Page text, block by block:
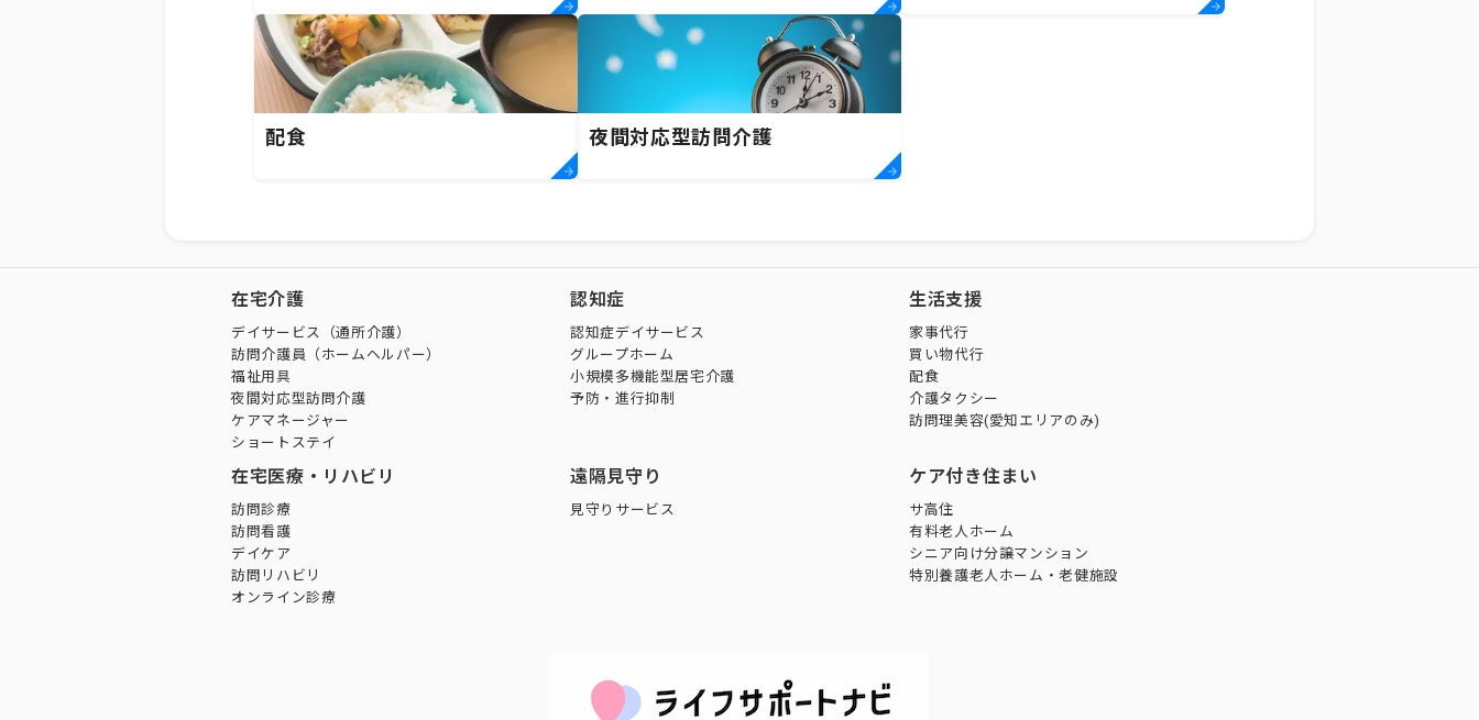
配食 夜間対応型訪問介護
在宅介護
デイサービス（通所介護）
訪問介護員（ホームヘルパー）
福祉用具
夜間対応型訪問介護
ケアマネージャー
ショートステイ
認知症
認知症デイサービス
グループホーム
小規模多機能型居宅介護
予防・進行抑制
生活支援
家事代行
買い物代行
配食
介護タクシー
訪問理美容(愛知エリアのみ)
在宅医療・リハビリ
訪問診療
訪問看護
デイケア
訪問リハビリ
オンライン診療
遠隔見守り
見守りサービス
ケア付き住まい
サ高住
有料老人ホーム
シニア向け分譲マンション
特別養護老人ホーム・老健施設